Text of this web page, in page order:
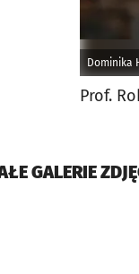
Dominika
Prof.
GALERIE